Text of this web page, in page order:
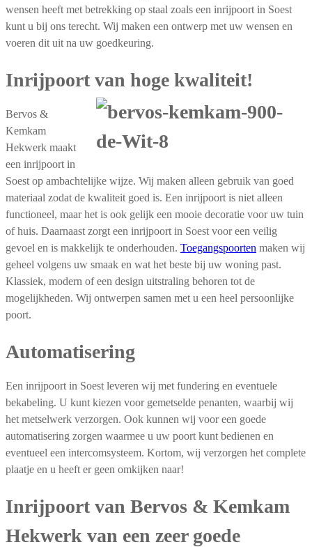
wensen heeft met betrekking op staal zoals een inrijpoort in Soest
kunt u bij ons terecht. Wij maken een ontwerp met uw wensen en
voeren dit uit na uw goedkeuring.
Inrijpoort van hoge kwaliteit!
Bervos &
Kemkam
Hekwerk maakt
een inrijpoort in
Soest op ambachtelijke wijze. Wij maken alleen gebruik van goed
materiaal zodat de kwaliteit goed is. Een inrijpoort is niet alleen
functioneel, maar het is ook gelijk een mooie decoratie voor uw tuin
of huis. Daarnaast zorgt een inrijpoort in Soest voor een veilig
gevoel en is makkelijk te onderhouden. Toegangspoorten maken wij
geheel volgens uw smaak en wat het beste bij uw woning past.
Klassiek, modern of een design uitstraling behoren tot de
mogelijkheden. Wij ontwerpen samen met u een heel persoonlijke
poort.
Automatisering
Een inrijpoort in Soest leveren wij met fundering en eventuele
bekabeling. U kunt kiezen voor gemetselde penanten, waarbij wij
het metselwerk verzorgen. Ook kunnen wij voor een goede
automatisering zorgen waarmee u uw poort kunt bedienen en
eventueel een intercomsysteem. Kortom, wij verzorgen het complete
plaatje en u heeft er geen omkijken naar!
Inrijpoort van Bervos & Kemkam
Hekwerk van een zeer goede